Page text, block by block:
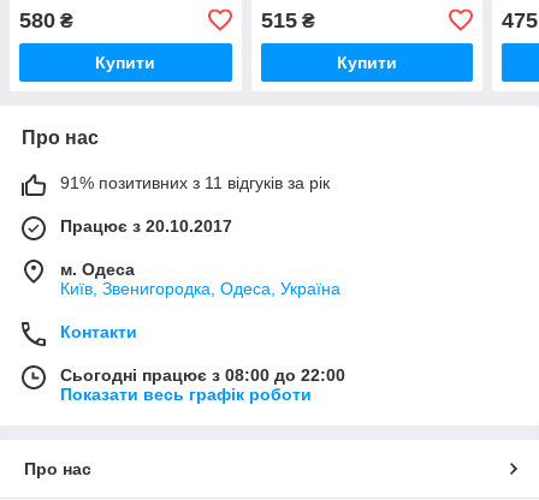
580 ₴
Купити
515₴
Купити
475
Про нас
91% позитивних з 11 відгуків за рік
Працює з 20.10.2017
м. Одеса
Київ, Звенигородка, Одеса, Україна
Контакти
Сьогодні працює з 08:00 до 22:00
Показати весь графік роботи
Про нас